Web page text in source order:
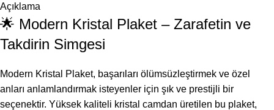
Açıklama
🌟 Modern Kristal Plaket – Zarafetin ve
Takdirin Simgesi
Modern Kristal Plaket, başarıları ölümsüzleştirmek ve özel
anları anlamlandırmak isteyenler için şık ve prestijli bir
seçenektir. Yüksek kaliteli kristal camdan üretilen bu plaket,